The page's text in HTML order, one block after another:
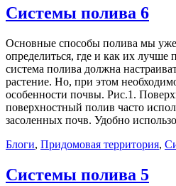
Системы полива 6
Основные способы полива мы уже
определиться, где и как их лучше
система полива должна
растение. Но, при этом
особенности почвы. Рис.1.
поверхностный полив часто
засоленных почв. Удобно
Блоги, Придомовая территория,
Системы полива 5